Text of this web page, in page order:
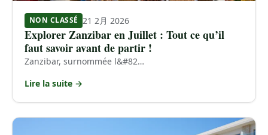
NON CLASSÉ 21 2月 2026
Explorer Zanzibar en Juillet : Tout ce qu’il
faut savoir avant de partir !
Zanzibar, surnommée l&#82…
Lire la suite →